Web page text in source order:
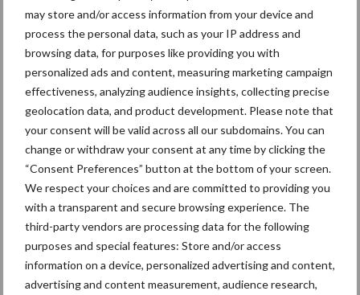
may store and/or access information from your device and
process the personal data, such as your IP address and
browsing data, for purposes like providing you with
personalized ads and content, measuring marketing campaign
effectiveness, analyzing audience insights, collecting precise
geolocation data, and product development. Please note that
your consent will be valid across all our subdomains. You can
change or withdraw your consent at any time by clicking the
“Consent Preferences” button at the bottom of your screen.
We respect your choices and are committed to providing you
with a transparent and secure browsing experience. The
third-party vendors are processing data for the following
purposes and special features: Store and/or access
information on a device, personalized advertising and content,
advertising and content measurement, audience research,
Primaire
Sidebar
Recent nieuws Partner nieuws
Terra-nieuws vanaf nu op
deloonwerker.be
Activiteiten Bouwmachines